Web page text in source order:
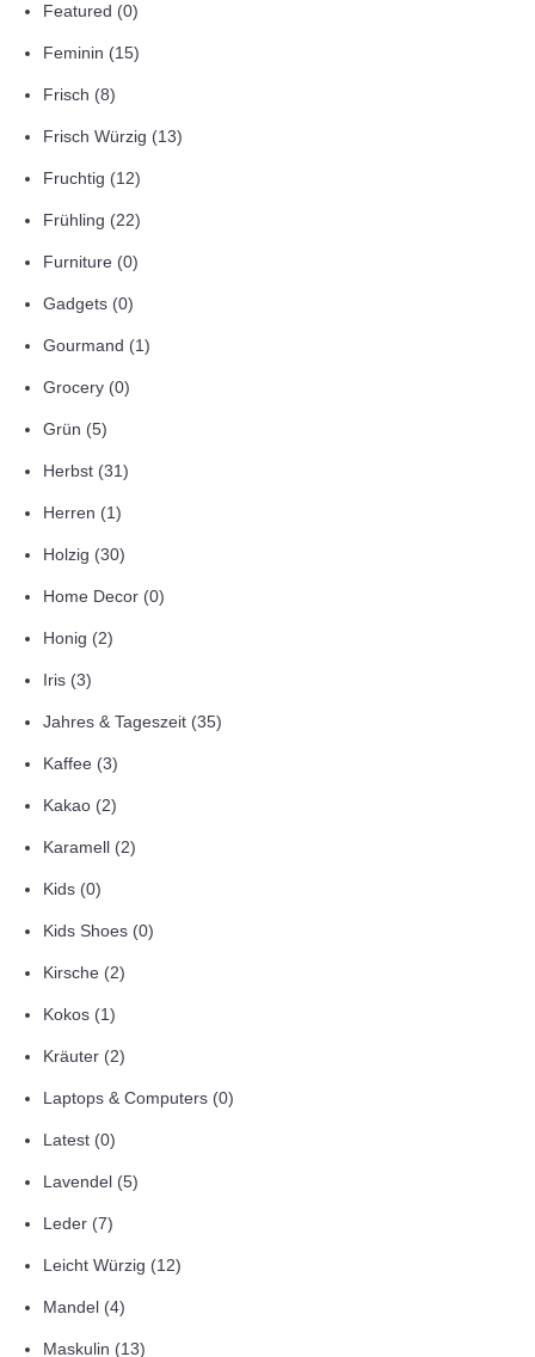
Featured (0)
Feminin (15)
Frisch (8)
Frisch Würzig (13)
Fruchtig (12)
Frühling (22)
Furniture (0)
Gadgets (0)
Gourmand (1)
Grocery (0)
Grün (5)
Herbst (31)
Herren (1)
Holzig (30)
Home Decor (0)
Honig (2)
Iris (3)
Jahres & Tageszeit (35)
Kaffee (3)
Kakao (2)
Karamell (2)
Kids (0)
Kids Shoes (0)
Kirsche (2)
Kokos (1)
Kräuter (2)
Laptops & Computers (0)
Latest (0)
Lavendel (5)
Leder (7)
Leicht Würzig (12)
Mandel (4)
Maskulin (13)